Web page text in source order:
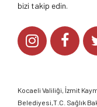
bizi takip edin.
Kocaeli Valiliği, İzmit
Belediyesi,T.C. Sağlık